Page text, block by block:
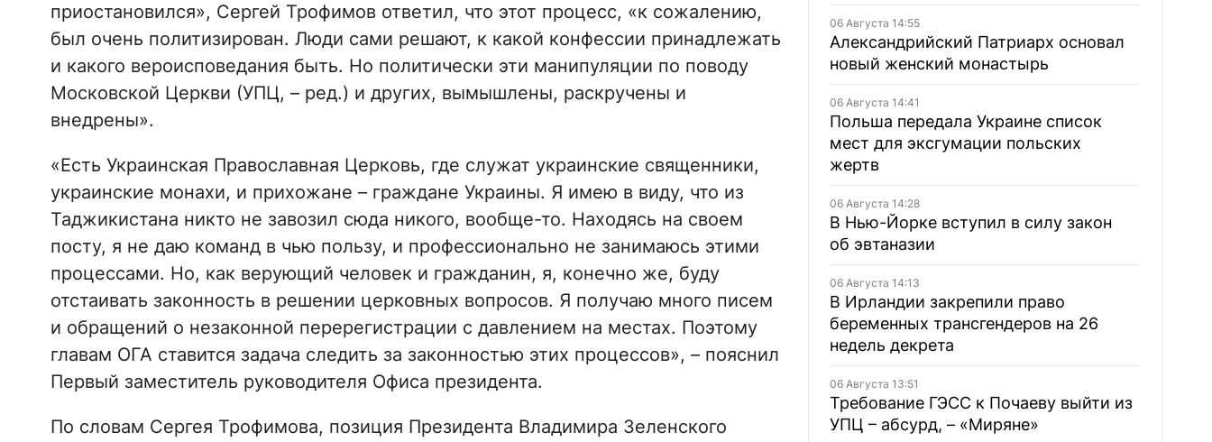
приостановился», Сергей Трофимов ответил, что этот процесс, «к сожалению,
был очень политизирован. Люди сами решают, к какой конфессии принадлежать
и какого вероисповедания быть. Но политически эти манипуляции по поводу
Московской Церкви (УПЦ, – ред.) и других, вымышлены, раскручены и
внедрены».
«Есть Украинская Православная Церковь, где служат украинские священники,
украинские монахи, и прихожане – граждане Украины. Я имею в виду, что из
Таджикистана никто не завозил сюда никого, вообще-то. Находясь на своем
посту, я не даю команд в чью пользу, и профессионально не занимаюсь этими
процессами. Но, как верующий человек и гражданин, я, конечно же, буду
отстаивать законность в решении церковных вопросов. Я получаю много писем
и обращений о незаконной перерегистрации с давлением на местах. Поэтому
главам ОГА ставится задача следить за законностью этих процессов», – пояснил
Первый заместитель руководителя Офиса президента.
По словам Сергея Трофимова, позиция Президента Владимира Зеленского
06 Августа 14:55
Александрийский Патриарх основал
новый женский монастырь
06 Августа 14:41
Польша передала Украине список
мест для эксгумации польских
жертв
06 Августа 14:28
В Нью-Йорке вступил в силу закон
об эвтаназии
06 Августа 14:13
В Ирландии закрепили право
беременных трансгендеров на 26
недель декрета
06 Августа 13:51
Требование ГЭСС к Почаеву выйти из
УПЦ – абсурд, – «Миряне»